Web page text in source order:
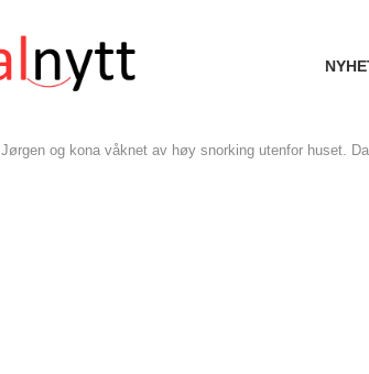
Jørgen og kona våknet av høy snorking utenfor huset.